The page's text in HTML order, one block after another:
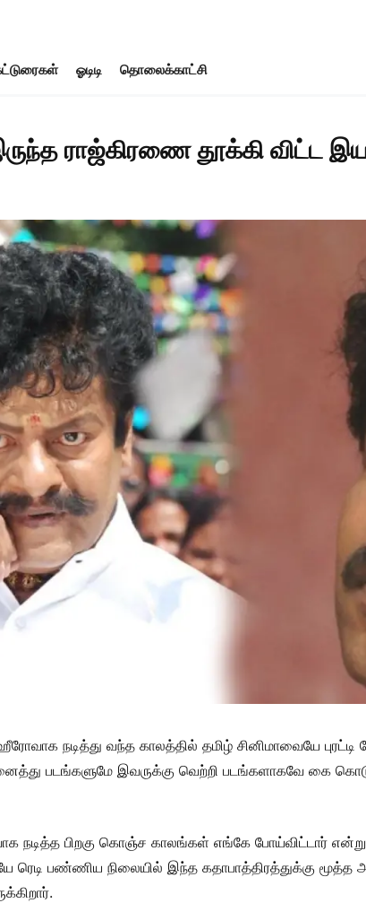
ஓடிடி தொலைக்காட்சி
ராஜ்கிரணை தூக்கி விட்ட
நடித்து வந்த காலத்தில் தமிழ் சினிமாவையே
படங்களுமே இவருக்கு வெற்றி படங்களாகவே கை
பிறகு கொஞ்ச காலங்கள் எங்கே போய்விட்டார் என்று
ரெடி பண்ணிய நிலையில் இந்த கதாபாத்திரத்துக்கு